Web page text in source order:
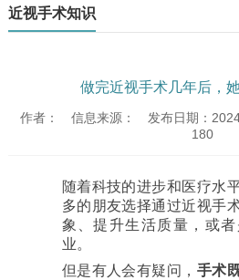
近视手术知识
做完近视手术几年后，
作者： 信息来源： 发布日期：
180
随着科技的进步和医疗水
多的朋友选择通过近视手
象、提升生活质量，或
业。
但是有人会有疑问， 手术